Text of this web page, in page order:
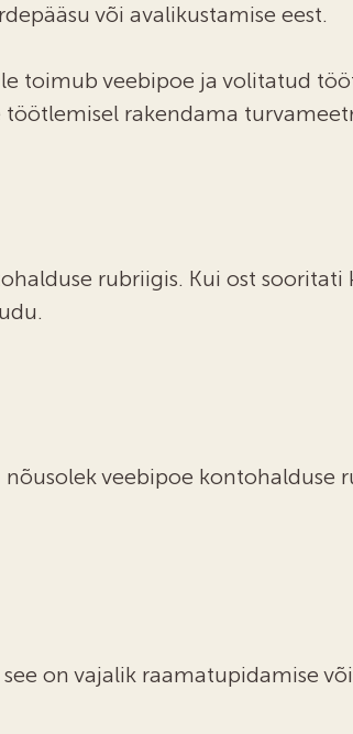
või avalikustamise eest.
toimub veebipoe ja volitatud
rakendama
rubriigis. Kui ost sooritati
veebipoe kontohalduse
on vajalik raamatupidamise või